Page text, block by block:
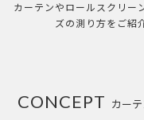
カーテンやロールスクリー
ズの測り方をご紹
カー
CONCEPT